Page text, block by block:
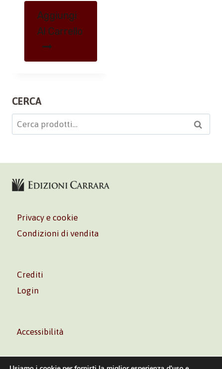
Aggiungi
Al Carrello
CERCA
Cerca: Cerca
Privacy e cookie
Condizioni di vendita
Crediti
Login
Accessibilità